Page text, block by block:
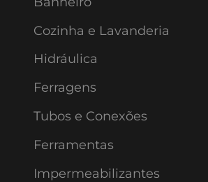
Cozinha e Lavanderia
Hidráulica
Ferragens
Tubos e Conexões
Ferramentas
Impermeabilizantes